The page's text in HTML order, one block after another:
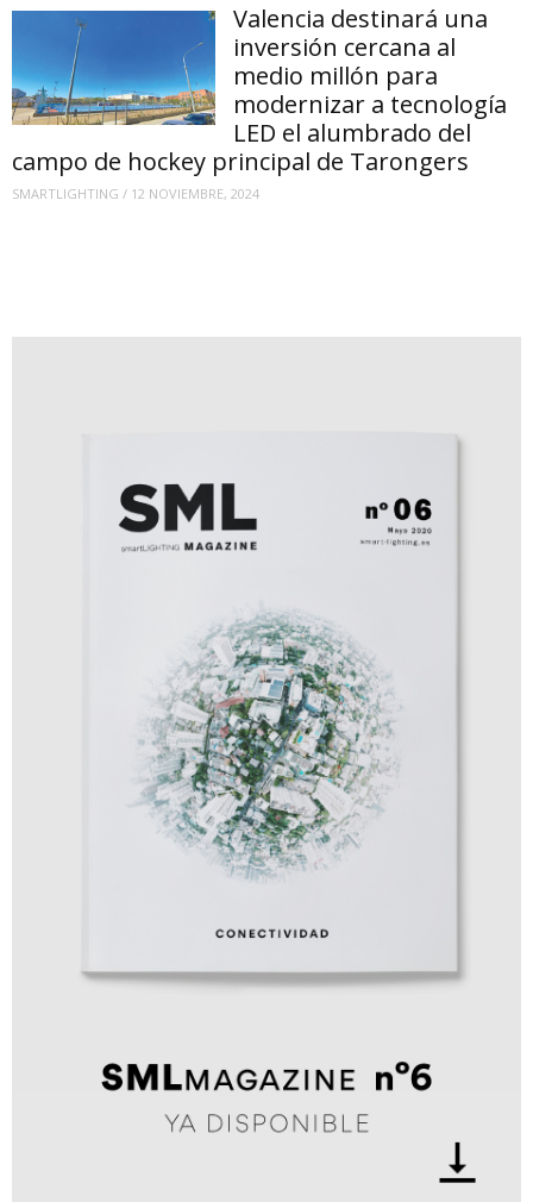
Valencia destinará una
inversión cercana al
medio millón para
modernizar a tecnología
LED el alumbrado del
campo de hockey principal de Tarongers
SMARTLIGHTING / 12 NOVIEMBRE, 2024